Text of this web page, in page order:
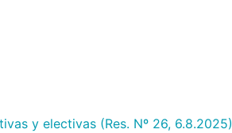
y electivas (Res. Nº 26, 6.8.2025)